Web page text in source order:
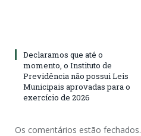
Declaramos que até o
momento, o Instituto de
Previdência não possui Leis
Municipais aprovadas para o
exercício de 2026
Os comentários estão fechados.